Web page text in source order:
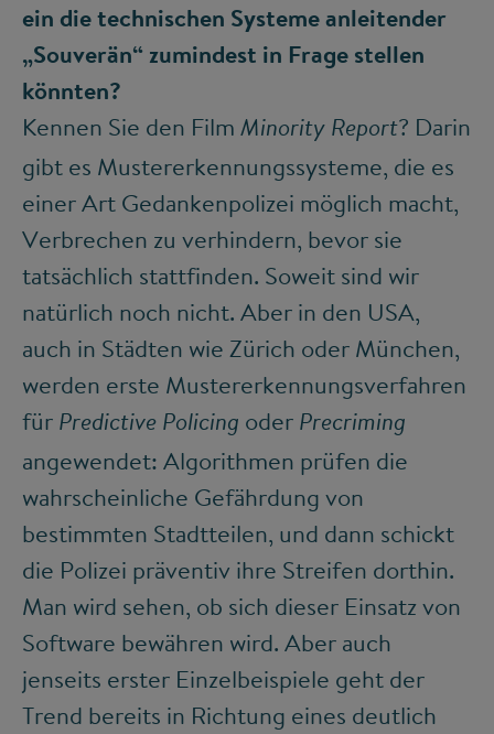
ein die technischen Systeme anleitender
„Souverän“ zumindest in Frage stellen
könnten?
Kennen Sie den Film Minority Report? Darin
gibt es Mustererkennungssysteme, die es
einer Art Gedankenpolizei möglich macht,
Verbrechen zu verhindern, bevor sie
tatsächlich stattfinden. Soweit sind wir
natürlich noch nicht. Aber in den USA,
auch in Städten wie Zürich oder München,
werden erste Mustererkennungsverfahren
für Predictive Policing oder Precriming
angewendet: Algorithmen prüfen die
wahrscheinliche Gefährdung von
bestimmten Stadtteilen, und dann schickt
die Polizei präventiv ihre Streifen dorthin.
Man wird sehen, ob sich dieser Einsatz von
Software bewähren wird. Aber auch
jenseits erster Einzelbeispiele geht der
Trend bereits in Richtung eines deutlich